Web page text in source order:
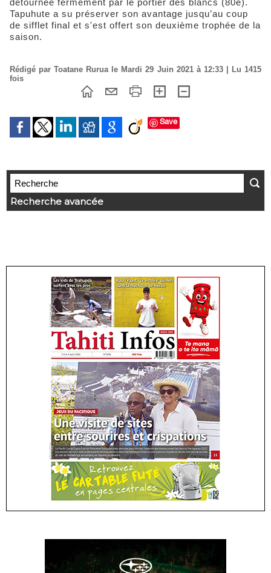
détournée fermement par le portier des blancs (80e).
Tapuhute a su préserver son avantage jusqu’au coup
de sifflet final et s'est offert son deuxième trophée de la
saison.
Rédigé par Toatane Rurua le Mardi 29 Juin 2021 à 12:33 | Lu 1415
fois
Save
Recherche avancée